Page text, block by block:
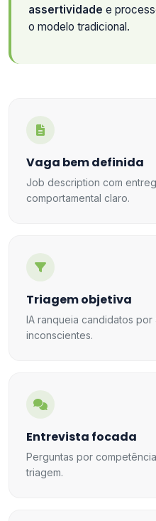
assertividade e
o modelo tradicional.
Vaga bem definida
Job description com
comportamental claro.
Triagem objetiva
IA ranqueia candidatos
inconscientes.
Entrevista focada
Perguntas por
triagem.